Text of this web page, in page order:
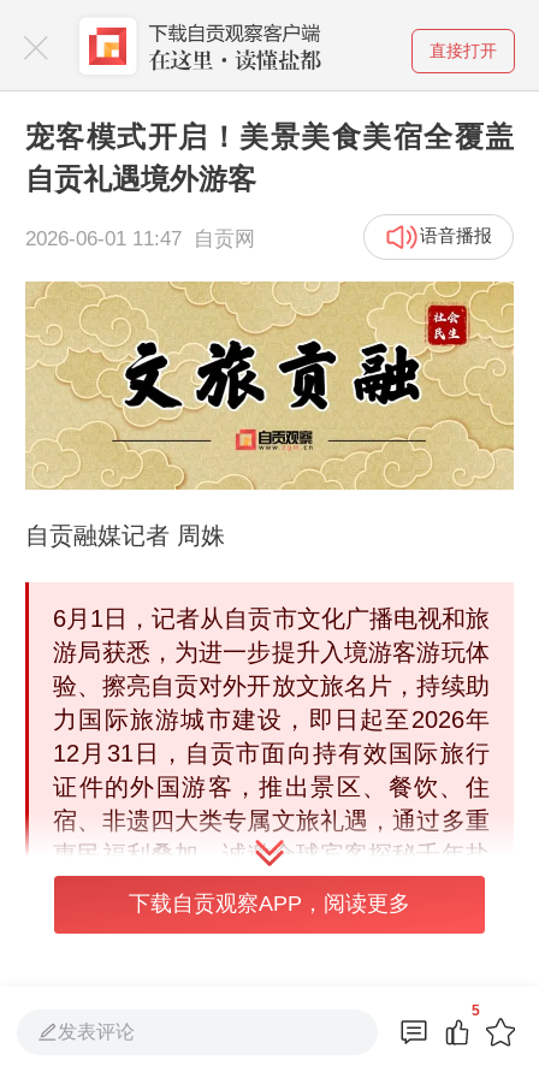
直接打开
宠客模式开启！美景美食美宿全覆盖
自贡礼遇境外游客
2026-06-01 11:47 自贡网 语音播报
自贡融媒记者 周姝
6月1日，记者从自贡市文化广播电视和旅
游局获悉，为进一步提升入境游客游玩体
验、擦亮自贡对外开放文旅名片，持续助
力国际旅游城市建设，即日起至2026年
12月31日，自贡市面向持有效国际旅行
证件的外国游客，推出景区、餐饮、住
宿、非遗四大类专属文旅礼遇，通过多重
惠民福利叠加，诚邀全球宾客探秘千年盐
都、感受自贡独特魅力。
间，外国游客凭有效国际旅行证件，可
下载自贡观察APP，阅读更多
发表评论
5